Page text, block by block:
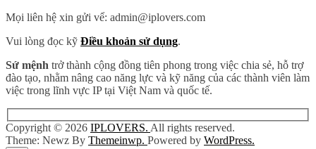
Mọi liên hệ xin gửi vể: admin@iplovers.com
Vui lòng đọc kỹ Điều khoản sử dụng.
Sứ mệnh trở thành cộng đồng tiên phong trong việc chia sẻ, hỗ trợ
đào tạo, nhằm nâng cao năng lực và kỹ năng của các thành viên làm
việc trong lĩnh vực IP tại Việt Nam và quốc tế.
Copyright © 2026 IPLOVERS. All rights reserved.
Theme: Newz By Themeinwp. Powered by WordPress.